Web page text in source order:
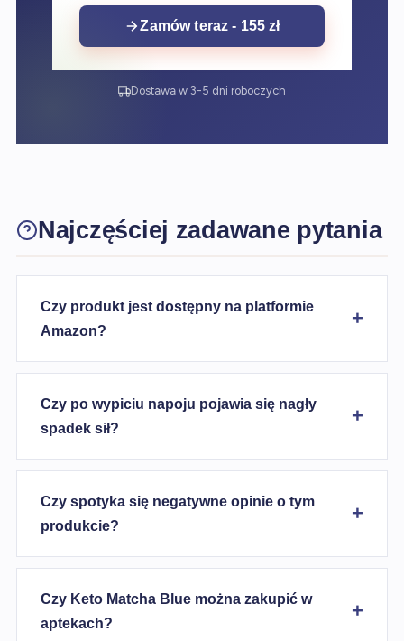
Zamów teraz - 155 zł
Dostawa w 3-5 dni roboczych
Najczęściej zadawane pytania
Czy produkt jest dostępny na platformie
Amazon?
Czy po wypiciu napoju pojawia się nagły
spadek sił?
Czy spotyka się negatywne opinie o tym
produkcie?
Czy Keto Matcha Blue można zakupić w
aptekach?